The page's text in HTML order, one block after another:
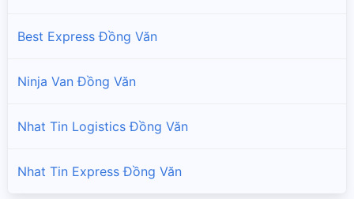
Best Express Đồng Văn
Ninja Van Đồng Văn
Nhat Tin Logistics Đồng Văn
Nhat Tin Express Đồng Văn